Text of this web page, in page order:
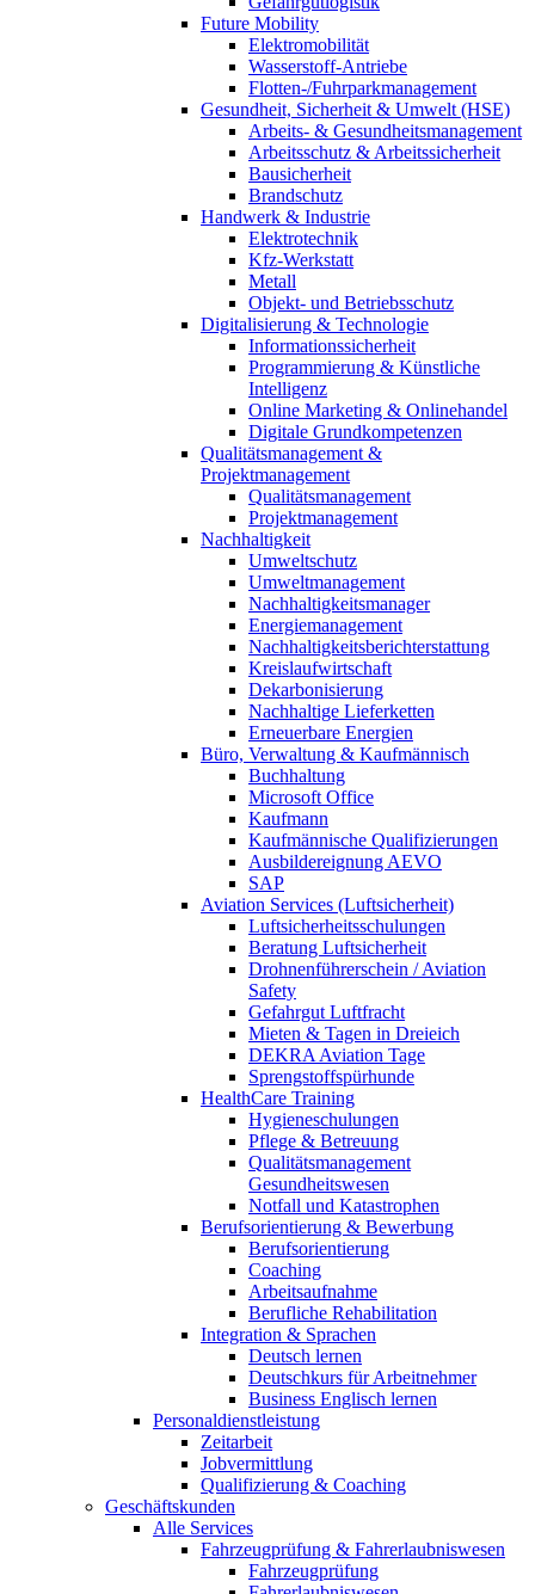
Future Mobility
Elektromobilität
Wasserstoff-Antriebe
Flotten-/Fuhrparkmanagement
Gesundheit, Sicherheit & Umwelt (HSE)
Arbeits- & Gesundheitsmanagement
Arbeitsschutz & Arbeitssicherheit
Bausicherheit
Brandschutz
Handwerk & Industrie
Elektrotechnik
Kfz-Werkstatt
Metall
Objekt- und Betriebsschutz
Digitalisierung & Technologie
Informationssicherheit
Programmierung & Künstliche
Intelligenz
Online Marketing & Onlinehandel
Digitale Grundkompetenzen
Qualitätsmanagement &
Projektmanagement
Qualitätsmanagement
Projektmanagement
Nachhaltigkeit
Umweltschutz
Umweltmanagement
Nachhaltigkeitsmanager
Energiemanagement
Nachhaltigkeitsberichterstattung
Kreislaufwirtschaft
Dekarbonisierung
Nachhaltige Lieferketten
Erneuerbare Energien
Büro, Verwaltung & Kaufmännisch
Buchhaltung
Microsoft Office
Kaufmann
Kaufmännische Qualifizierungen
Ausbildereignung AEVO
SAP
Aviation Services (Luftsicherheit)
Luftsicherheitsschulungen
Beratung Luftsicherheit
Drohnenführerschein / Aviation
Safety
Gefahrgut Luftfracht
Mieten & Tagen in Dreieich
DEKRA Aviation Tage
Sprengstoffspürhunde
HealthCare Training
Hygieneschulungen
Pflege & Betreuung
Qualitätsmanagement
Gesundheitswesen
Notfall und Katastrophen
Berufsorientierung & Bewerbung
Berufsorientierung
Coaching
Arbeitsaufnahme
Berufliche Rehabilitation
Integration & Sprachen
Deutsch lernen
Deutschkurs für Arbeitnehmer
Business Englisch lernen
Personaldienstleistung
Zeitarbeit
Jobvermittlung
Qualifizierung & Coaching
Geschäftskunden
Alle Services
Fahrzeugprüfung & Fahrerlaubniswesen
Fahrzeugprüfung